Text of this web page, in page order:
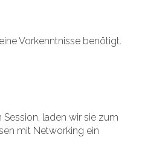
Vorkenntnisse benötigt.
laden wir sie zum
mit Networking ein